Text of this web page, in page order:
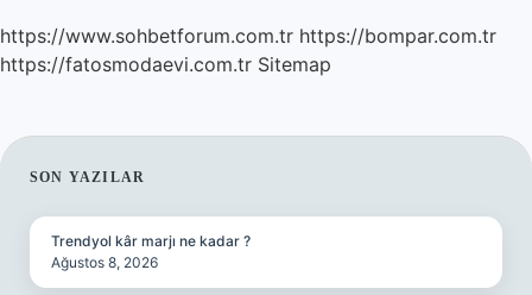
https://www.sohbetforum.com.tr https://bompar.com.tr
https://fatosmodaevi.com.tr Sitemap
SIDEBAR
SON YAZILAR
Trendyol kâr marjı ne kadar ?
Ağustos 8, 2026